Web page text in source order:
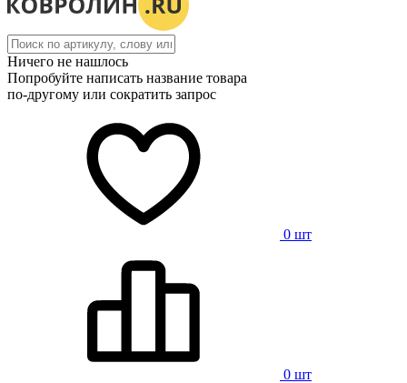
Ничего не нашлось
Попробуйте написать название товара
по-другому или сократить запрос
0 шт
0 шт